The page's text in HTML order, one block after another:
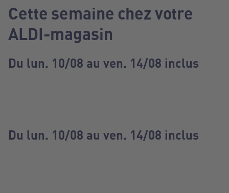
Cette semaine chez votre
ALDI-magasin
Du lun. 10/08 au ven. 14/08 inclus
Du lun. 10/08 au ven. 14/08 inclus